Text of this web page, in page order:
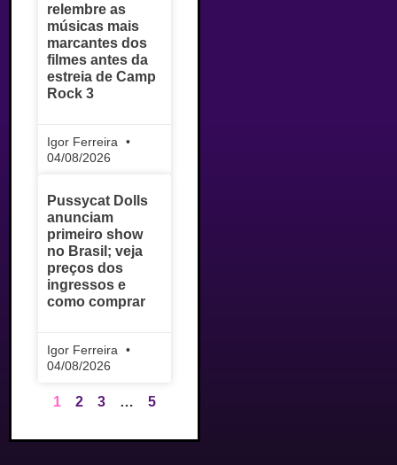
relembre as
músicas mais
marcantes dos
filmes antes da
estreia de Camp
Rock 3
Igor Ferreira
04/08/2026
Pussycat Dolls
anunciam
primeiro show
no Brasil; veja
preços dos
ingressos e
como comprar
Igor Ferreira
04/08/2026
1 2 3 … 5